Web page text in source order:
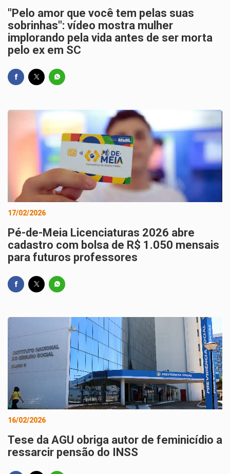
"Pelo amor que você tem pelas suas
sobrinhas": vídeo mostra mulher
implorando pela vida antes de ser morta
pelo ex em SC
17/02/2026
Pé-de-Meia Licenciaturas 2026 abre
cadastro com bolsa de R$ 1.050 mensais
para futuros professores
16/02/2026
Tese da AGU obriga autor de feminicídio a
ressarcir pensão do INSS